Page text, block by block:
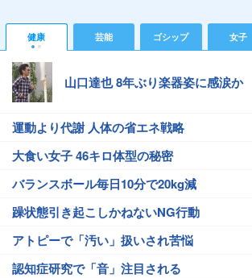
健康 芸能 ゴシップ 女子
山口達也 8年ぶり楽器姿に感涙か
運動より代謝 人体の省エネ戦略
大食い女子 46キロ体型の秘密
バランスボール毎日10分で20kg減
躁状態引き起こしかねないNG行動
アトピーで「汚い」扱いされ苦悩
認知症研究で「音」注目される